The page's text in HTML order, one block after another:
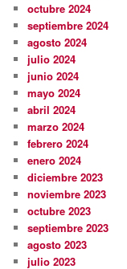
octubre 2024
septiembre 2024
agosto 2024
julio 2024
junio 2024
mayo 2024
abril 2024
marzo 2024
febrero 2024
enero 2024
diciembre 2023
noviembre 2023
octubre 2023
septiembre 2023
agosto 2023
julio 2023